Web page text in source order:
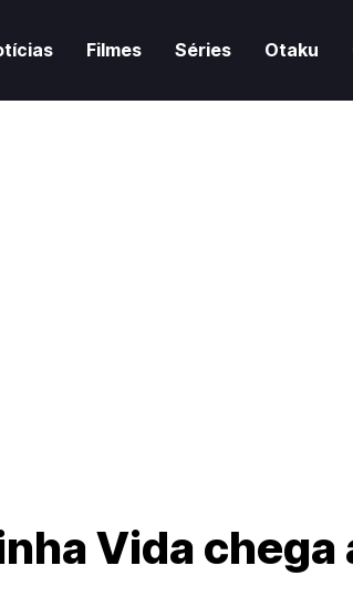
Filmes Séries Otaku
Vida chega